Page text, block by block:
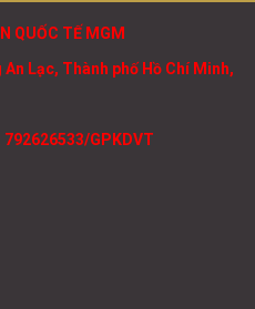
QUỐC TẾ MGM
Lạc, Thành phố Hồ Chí Minh,
GPKDVT